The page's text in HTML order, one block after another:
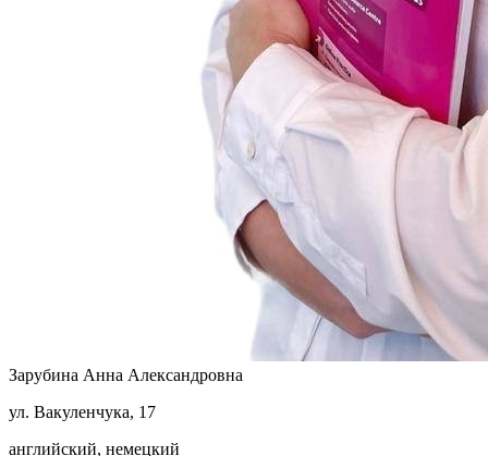
Зарубина Анна Александровна
ул. Вакуленчука, 17
английский, немецкий